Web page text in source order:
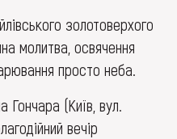
золотоверхого
молитва, освячення
просто неба.
Гончара (Київ, вул.
вечір